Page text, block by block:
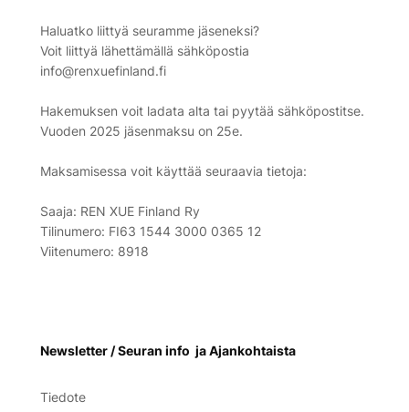
Haluatko liittyä seuramme jäseneksi?
Voit liittyä lähettämällä sähköpostia
info@renxuefinland.fi
Hakemuksen voit ladata alta tai pyytää sähköpostitse.
Vuoden 2025 jäsenmaksu on 25e.
Maksamisessa voit käyttää seuraavia tietoja:
Saaja: REN XUE Finland Ry
Tilinumero: FI63 1544 3000 0365 12
Viitenumero: 8918
Newsletter / Seuran info ja Ajankohtaista
Tiedote